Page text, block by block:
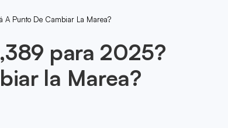
Punto De Cambiar La Marea?
para 2025?
la Marea?